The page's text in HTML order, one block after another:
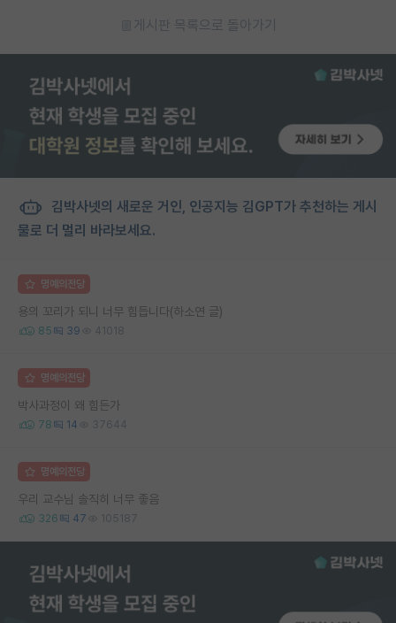
게시판 목록으로 돌아가기
김박사넷의 새로운 거인, 인공지능 김GPT가 추천하는 게시
물로 더 멀리 바라보세요.
명예의전당
용의 꼬리가 되니 너무 힘듭니다(하소연 글)
85 39 41018
명예의전당
박사과정이 왜 힘든가
78 14 37644
명예의전당
우리 교수님 솔직히 너무 좋음
326 47 105187